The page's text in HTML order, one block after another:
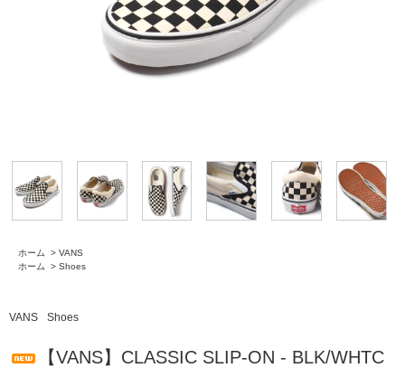
ホーム > VANS
ホーム
> Shoes
VANS Shoes
【VANS】CLASSIC SLIP-ON - BLK/WHTC